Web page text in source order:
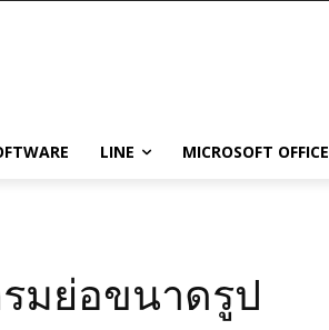
LINE MICROSOFT OFFICE
รมย่อขนาดรูป